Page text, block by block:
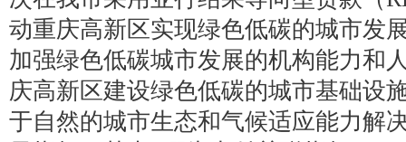
动重庆高新区实现绿色低碳的城市发
加强绿色低碳城市发展的机构能力和
庆高新区建设绿色低碳的城市基础设
于自然的城市生态和气候适应能力解